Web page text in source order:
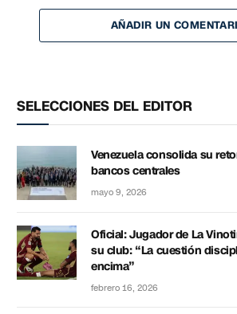
AÑADIR UN
SELECCIONES DEL EDITOR
Venezuela consolida su
bancos centrales
mayo 9, 2026
Oficial: Jugador de La
su club: “La cuestión
encima”
febrero 16, 2026